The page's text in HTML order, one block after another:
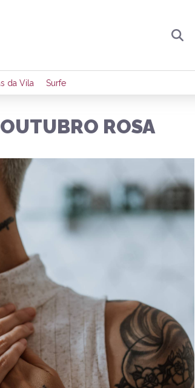
dados para receber toda sexta-feira
e notícias da região.
Quero receber novidades
da Vila Surfe
ROSA